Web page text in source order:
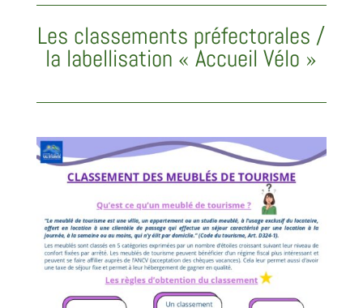
Les classements préfectorales /
la labellisation « Accueil Vélo »